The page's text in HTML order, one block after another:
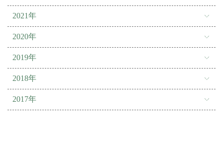
2021年
2020年
2019年
2018年
2017年